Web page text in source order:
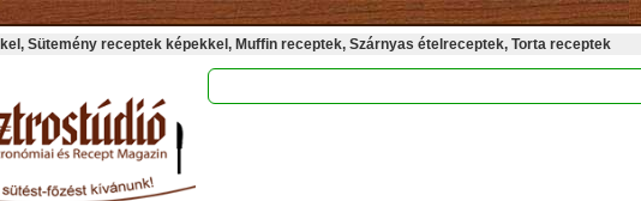
Sütemény receptek képekkel, Muffin receptek, Szárnyas ételreceptek, Torta receptek